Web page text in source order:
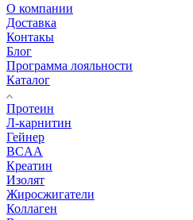
О компании
Доставка
Контакы
Блог
Программа лояльности
Каталог
Протеин
Л-карнитин
Гейнер
BCAA
Креатин
Изолят
Жиросжигатели
Коллаген